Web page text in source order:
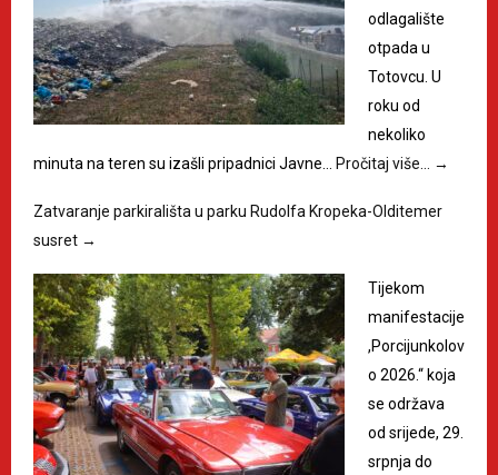
odlagalište
otpada u
Totovcu. U
roku od
nekoliko
minuta na teren su izašli pripadnici Javne…
Pročitaj više… →
Zatvaranje parkirališta u parku Rudolfa Kropeka-Olditemer
susret →
Tijekom
manifestacije
,Porcijunkolov
o 2026.“ koja
se održava
od srijede, 29.
srpnja do